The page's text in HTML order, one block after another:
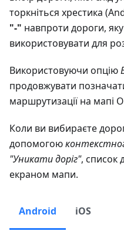
торкніться хрестика
"-" навпроти дороги,
використовувати для
Використовуючи опцію
продовжувати
маршрутизації на мапі
Коли ви вибираєте
допомогою
"Уникати доріг", список
екраном мапи.
Android iOS